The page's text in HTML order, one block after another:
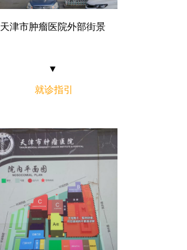
天津市肿瘤医院外部街景
▼
就诊指引